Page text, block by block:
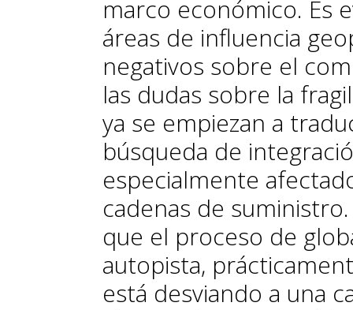
marco económico. Es
áreas de influencia
negativos sobre el
las dudas sobre la
ya se empiezan a
búsqueda de
especialmente
cadenas de
que el proceso de
autopista,
está desviando a una